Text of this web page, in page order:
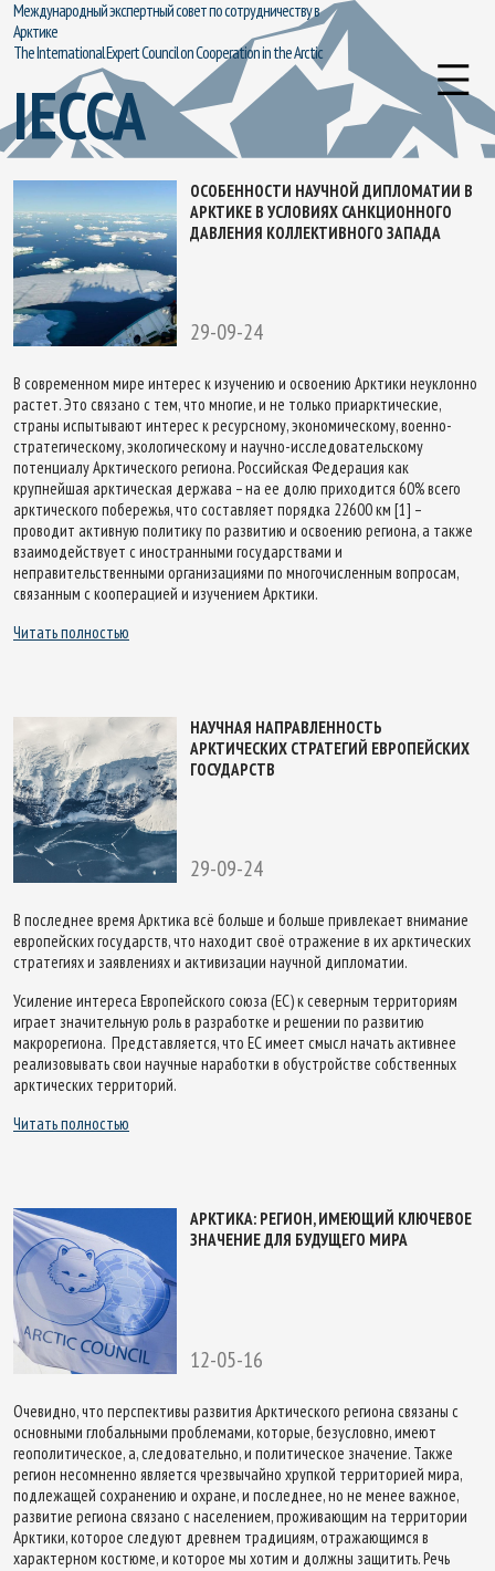
Международный экспертный совет по сотрудничеству в
Арктике
The International Expert Council on Cooperation in the Arctic
IECCA
ОСОБЕННОСТИ НАУЧНОЙ ДИПЛОМАТИИ В
АРКТИКЕ В УСЛОВИЯХ САНКЦИОННОГО
ДАВЛЕНИЯ КОЛЛЕКТИВНОГО ЗАПАДА
29-09-24
В современном мире интерес к изучению и освоению Арктики неуклонно
растет. Это связано с тем, что многие, и не только приарктические,
страны испытывают интерес к ресурсному, экономическому, военно-
стратегическому, экологическому и научно-исследовательскому
потенциалу Арктического региона. Российская Федерация как
крупнейшая арктическая держава – на ее долю приходится 60% всего
арктического побережья, что составляет порядка 22600 км [1] –
проводит активную политику по развитию и освоению региона, а также
взаимодействует с иностранными государствами и
неправительственными организациями по многочисленным вопросам,
связанным с кооперацией и изучением Арктики.
Читать полностью
НАУЧНАЯ НАПРАВЛЕННОСТЬ
АРКТИЧЕСКИХ СТРАТЕГИЙ ЕВРОПЕЙСКИХ
ГОСУДАРСТВ
29-09-24
В последнее время Арктика всё больше и больше привлекает внимание
европейских государств, что находит своё отражение в их арктических
стратегиях и заявлениях и активизации научной дипломатии.
Усиление интереса Европейского союза (ЕС) к северным территориям
играет значительную роль в разработке и решении по развитию
макрорегиона. Представляется, что ЕС имеет смысл начать активнее
реализовывать свои научные наработки в обустройстве собственных
арктических территорий.
Читать полностью
АРКТИКА: РЕГИОН, ИМЕЮЩИЙ КЛЮЧЕВОЕ
ЗНАЧЕНИЕ ДЛЯ БУДУЩЕГО МИРА
12-05-16
Очевидно, что перспективы развития Арктического региона связаны с
основными глобальными проблемами, которые, безусловно, имеют
геополитическое, а, следовательно, и политическое значение. Также
регион несомненно является чрезвычайно хрупкой территорией мира,
подлежащей сохранению и охране, и последнее, но не менее важное,
развитие региона связано с населением, проживающим на территории
Арктики, которое следуют древнем традициям, отражающимся в
характерном костюме, и которое мы хотим и должны защитить. Речь